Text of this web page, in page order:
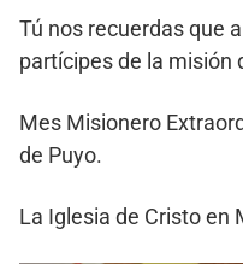
Tú nos recuerdas que
partícipes de la misión
Mes Misionero
de Puyo.
La Iglesia de Cristo en